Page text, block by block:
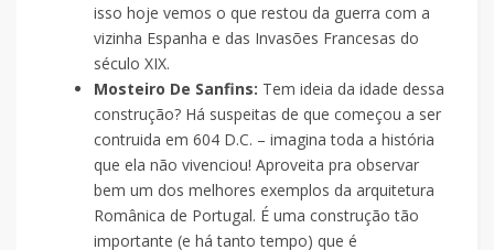
isso hoje vemos o que restou da guerra com a
vizinha Espanha e das Invasões Francesas do
século XIX.
Mosteiro De Sanfins: Tem ideia da idade dessa
construção? Há suspeitas de que começou a ser
contruida em 604 D.C. – imagina toda a história
que ela não vivenciou! Aproveita pra observar
bem um dos melhores exemplos da arquitetura
Românica de Portugal. É uma construção tão
importante (e há tanto tempo) que é